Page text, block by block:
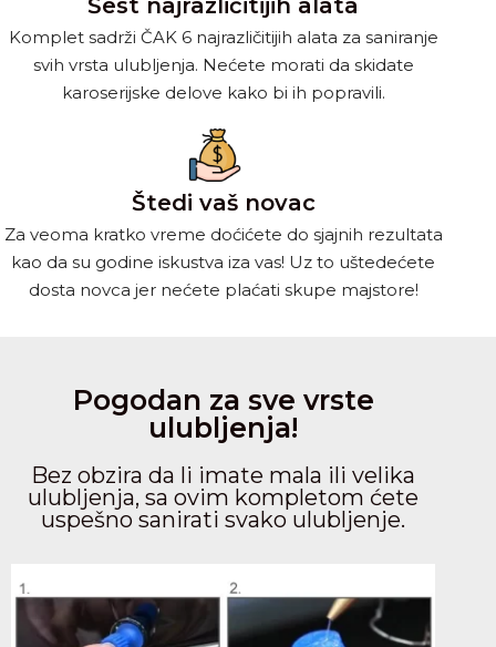
Šest najrazličitijih alata
Komplet sadrži ČAK 6 najrazličitijih alata za saniranje
svih vrsta ulubljenja. Nećete morati da skidate
karoserijske delove kako bi ih popravili.
Štedi vaš novac
Za veoma kratko vreme doćićete do sjajnih rezultata
kao da su godine iskustva iza vas! Uz to uštedećete
dosta novca jer nećete plaćati skupe majstore!
Pogodan za sve vrste
ulubljenja!
Bez obzira da li imate mala ili velika
ulubljenja, sa ovim kompletom ćete
uspešno sanirati svako ulubljenje.